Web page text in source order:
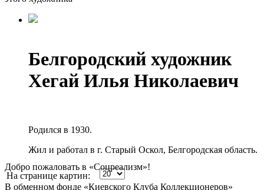
Белгородский художник
Хегай Илья Николаевич
Родился в 1930.
Жил и работал в г. Старый Оскол, Белгородская область.
На странице картин:
Добро пожаловать в «Соцреализм»!
В обменном фонде «Киевского Клуба Коллекционеров»